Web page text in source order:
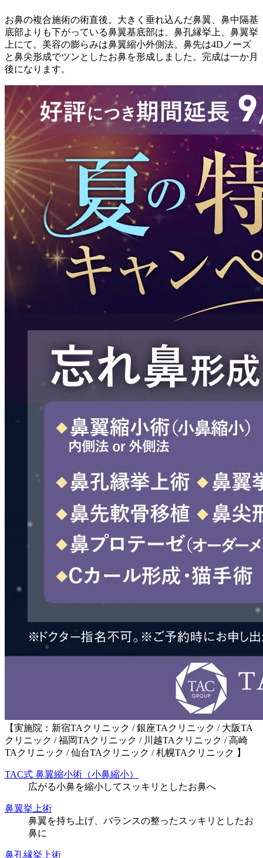
お鼻の複合施術の術直後。大きく垂れ込んだ鼻翼、鼻中隔基
底部よりも下がっている鼻翼基底部は、鼻孔縁挙上、鼻翼挙
上にて。美容の膨らみは鼻翼縮小外側法。鼻先は4Dノーズ
と鼻尖形成でツンとしたお鼻を形成しました。完成は一か月
後になります。
【実施院：新宿TAクリニック / 銀座TAクリニック / 大阪TA
クリニック / 福岡TAクリニック / 川越TAクリニック / 高崎
TAクリニック / 仙台TAクリニック / 札幌TAクリニック 】
TAC式 鼻翼縮小術（小鼻縮小）
広がる小鼻を縮小してスッキリとしたお鼻へ
鼻翼挙上術
鼻翼を持ち上げ、バランスの整ったスッキリとしたお
鼻に
鼻孔縁挙上術